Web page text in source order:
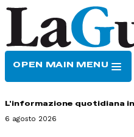
OPEN MAIN MENU
L'informazione quotidiana
6 agosto 2026